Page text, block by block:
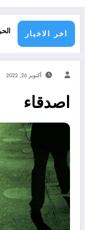
اخر الاخبار
و الأمطار في سبتمبر 2026 في الجزائر
أكتوبر 26, 2022
اصدقاء